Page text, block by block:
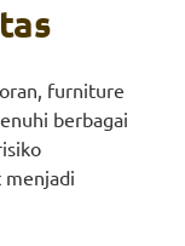
furniture
berbagai
menjadi